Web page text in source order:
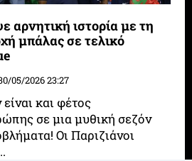
αρνητική ιστορία με τη
μπάλας σε τελικό
05/2026 23:27
και φέτος
σε μια μυθική σεζόν
Οι Παριζιάνοι